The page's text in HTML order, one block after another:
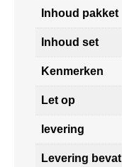
Inhoud pakket
Inhoud set
Kenmerken
Let op
levering
Levering bevat